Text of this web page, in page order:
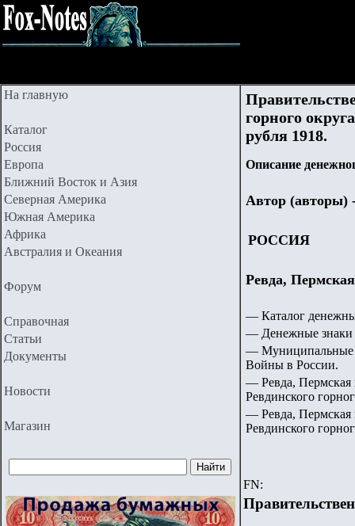
На главную
Каталог
Россия
Европа
Ближний Восток и Азия
Северная Америка
Южная Америка
Африка
Австралия и Океания
Форум
Справочная
Статьи
Документы
Новости
Магазин
горного
рубля 1918.
Описание
Автор (авторы)
РОССИЯ
Ревда,
— Каталог
— Денежные знаки
— Муниципальные
Войны в России.
— Ревда, Пермская
Ревдинского
— Ревда, Пермская
Ревдинского
FN: